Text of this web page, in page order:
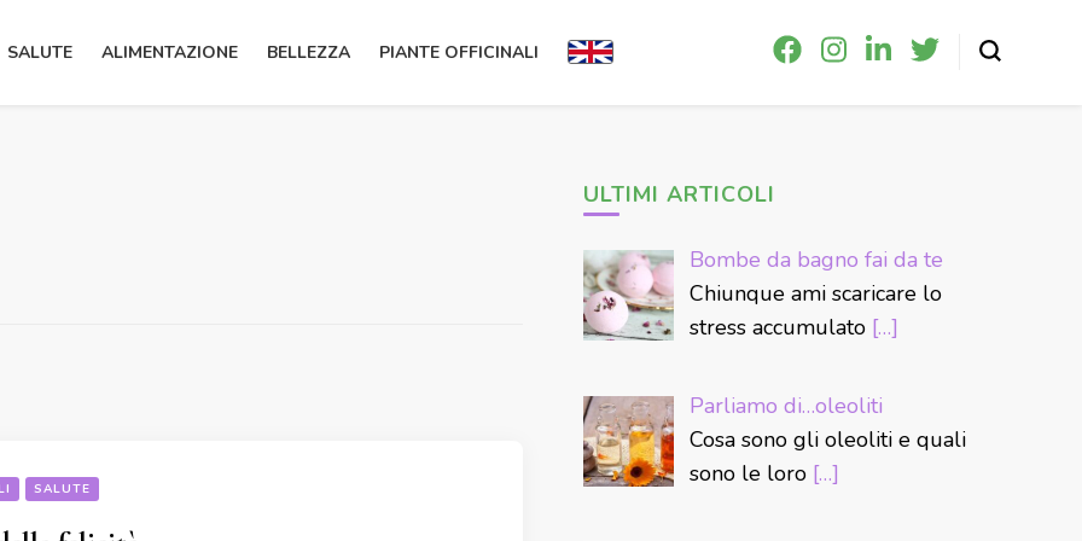
SALUTE ALIMENTAZIONE BELLEZZA PIANTE OFFICINALI
SALUTE
ULTIMI ARTICOLI
Bombe da bagno fai da te
Chiunque ami scaricare lo
stress accumulato […]
Parliamo di…oleoliti
Cosa sono gli oleoliti e quali
sono le loro […]